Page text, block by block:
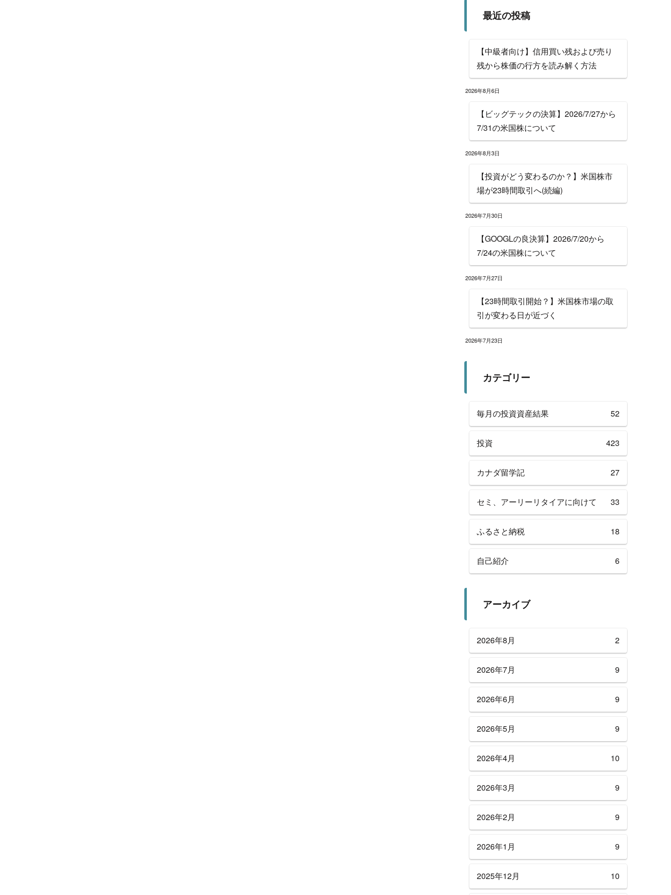
最近の投稿
【中級者向け】信用買い残および売り
残から株価の行方を読み解く方法
2026年8月6日
【ビッグテックの決算】2026/7/27から
7/31の米国株について
2026年8月3日
【投資がどう変わるのか？】米国株市
場が23時間取引へ(続編)
2026年7月30日
【GOOGLの良決算】2026/7/20から
7/24の米国株について
2026年7月27日
【23時間取引開始？】米国株市場の取
引が変わる日が近づく
2026年7月23日
カテゴリー
毎月の投資資産結果 52
投資 423
カナダ留学記 27
セミ、アーリーリタイアに向けて 33
ふるさと納税 18
自己紹介 6
アーカイブ
2026年8月 2
2026年7月 9
2026年6月 9
2026年5月 9
2026年4月 10
2026年3月 9
2026年2月 9
2026年1月 9
2025年12月 10